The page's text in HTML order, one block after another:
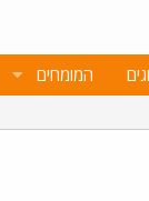
המומחים